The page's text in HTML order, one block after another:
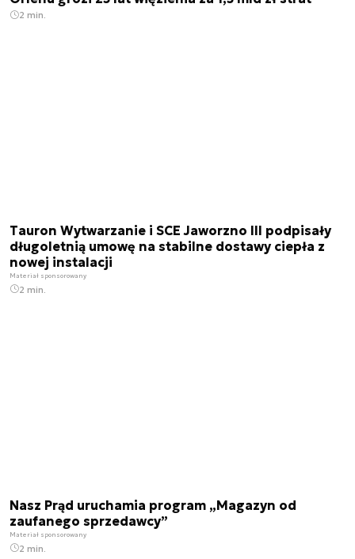
2 min.
Tauron Wytwarzanie i SCE Jaworzno III podpisały
długoletnią umowę na stabilne dostawy ciepła z
nowej instalacji
Materiał sponsorowany
2 min.
Nasz Prąd uruchamia program „Magazyn od
zaufanego sprzedawcy”
Materiał sponsorowany
2 min.